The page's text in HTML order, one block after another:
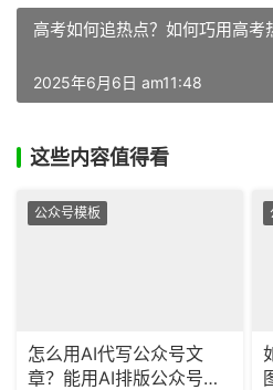
高考如何追热点？如何巧用高考
2025年6月6日 am11:48
这些内容值得看
公众号模板
怎么用AI代写公众号文
章？能用AI排版公众号图